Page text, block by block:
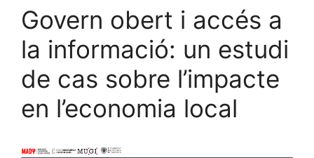
Govern obert i accés a
la informació: un estudi
de cas sobre l’impacte
en l’economia local